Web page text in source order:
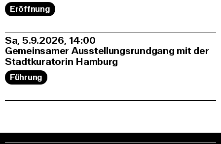
Eröffnung
Sa, 5.9.2026 14:00
Gemeinsamer Ausstellungsrundgang mit der
Stadtkuratorin Hamburg
Führung